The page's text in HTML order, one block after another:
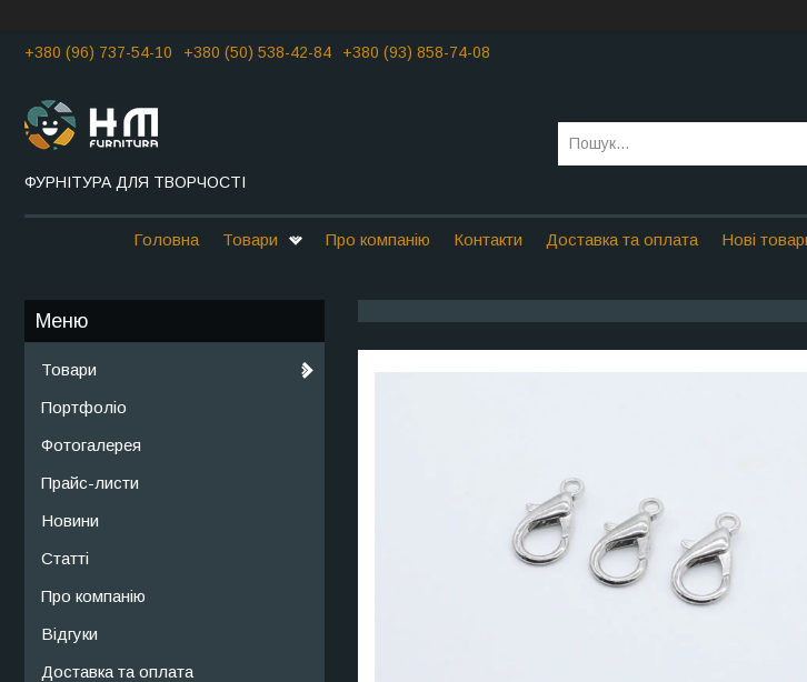
+380 (96) 737-54-10 +380 (50) 538-42-84 +380 (93) 858-74-08
ФУРНІТУРА ДЛЯ ТВОРЧОСТІ
Головна Товари Про компанію Контакти Доставка та оплата Нові
Товари
Портфоліо
Фотогалерея
Прайс-листи
Новини
Статті
Про компанію
Відгуки
Доставка та оплата